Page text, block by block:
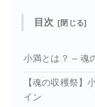
目次
小満とは？ – 魂
【魂の収穫祭】
イン